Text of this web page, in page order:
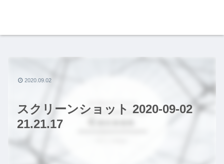
スクリーンショット 2020-09-02
21.21.17
2020.09.02